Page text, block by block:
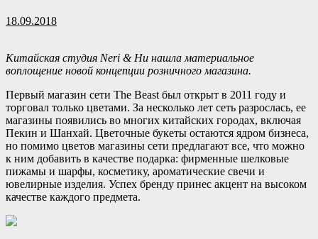
18.09.2018
Китайская студия Neri & Hu нашла материальное
воплощение новой концепции розничного магазина.
Первый магазин сети The Beast был открыт в 2011 году и
торговал только цветами. За несколько лет сеть разрослась, ее
магазины появились во многих китайских городах, включая
Пекин и Шанхай. Цветочные букеты остаются ядром бизнеса,
но помимо цветов магазины сети предлагают все, что можно
к ним добавить в качестве подарка: фирменные шелковые
пижамы и шарфы, косметику, ароматические свечи и
ювелирные изделия. Успех бренду принес акцент на высоком
качестве каждого предмета.